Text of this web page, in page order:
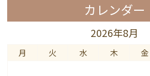
カレンダー
2026年8月
月 火 水 木 金